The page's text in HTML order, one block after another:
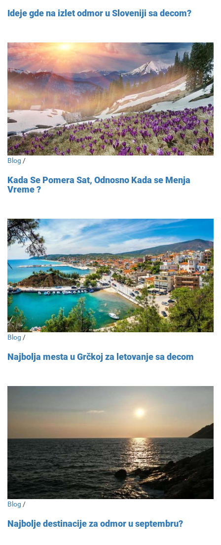
Ideje gde na izlet odmor u Sloveniji sa decom?
Blog /
Kada Se Pomera Sat, Odnosno Kada se Menja
Vreme ?
Blog /
Najbolja mesta u Grčkoj za letovanje sa decom
Blog /
Najbolje destinacije za odmor u septembru?